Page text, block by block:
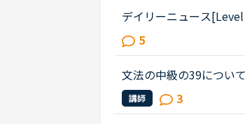
デイリーニュース
ん。教えていただける
he strength of the
5
文法の中級の39につい
ehavior lately.James「
e only going there for ...
講師 3